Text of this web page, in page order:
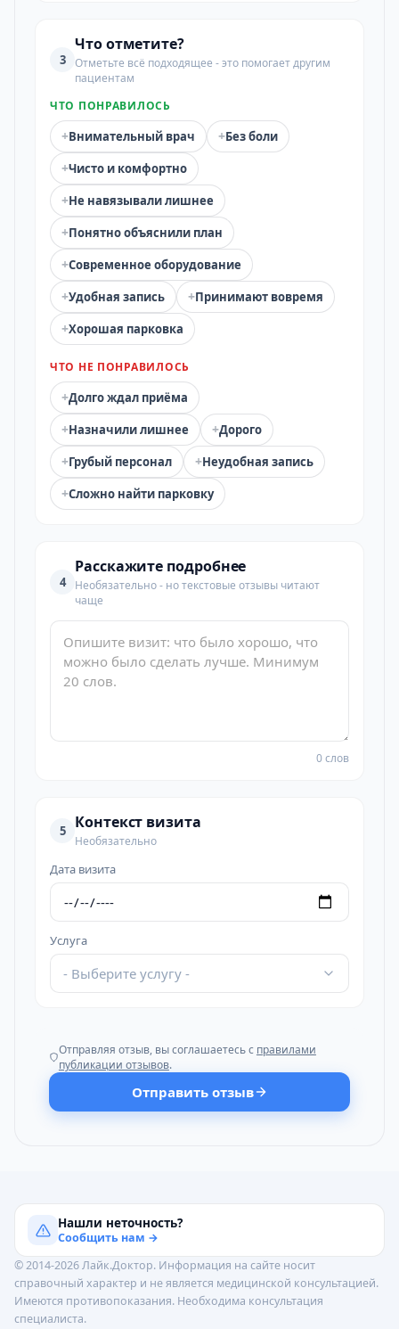
3
Что отметите?
Отметьте всё подходящее - это помогает другим
пациентам
ЧТО ПОНРАВИЛОСЬ
+Внимательный врач +Без боли
+Чисто и комфортно
+Не навязывали лишнее
+Понятно объяснили план
+Современное оборудование
+Удобная запись +Принимают вовремя
+Хорошая парковка
ЧТО НЕ ПОНРАВИЛОСЬ
+Долго ждал приёма
+Назначили лишнее +Дорого
+Грубый персонал +Неудобная запись
+Сложно найти парковку
4
Расскажите подробнее
Необязательно - но текстовые отзывы читают
чаще
0 слов
5 Контекст визита
Необязательно
Дата визита
Услуга
- Выберите услугу -
Отправляя отзыв, вы соглашаетесь с правилами
публикации отзывов.
Отправить отзыв
Нашли неточность?
Сообщить нам →
© 2014-2026 Лайк.Доктор. Информация на сайте носит
справочный характер и не является медицинской консультацией.
Имеются противопоказания. Необходима консультация
специалиста.